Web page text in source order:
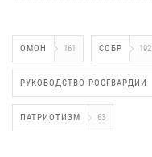
ОМОН 161 СОБР 192
РУКОВОДСТВО РОСГВАРДИИ
ПАТРИОТИЗМ 63